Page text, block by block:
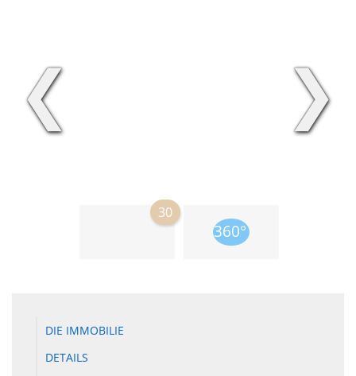
❮ ❯
30
DIE IMMOBILIE
DETAILS